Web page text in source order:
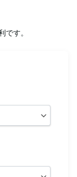
です。